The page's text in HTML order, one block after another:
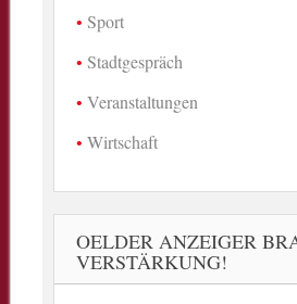
Sport
Stadtgespräch
Veranstaltungen
Wirtschaft
OELDER ANZEIGER
VERSTÄRKUNG!